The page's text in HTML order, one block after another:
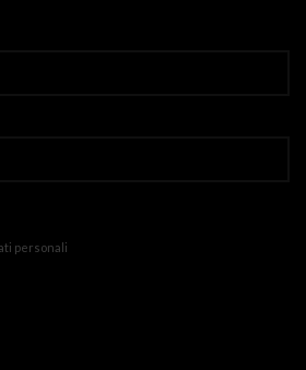
personali